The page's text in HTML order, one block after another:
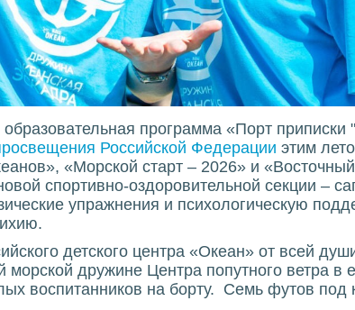
программа «Порт
Российской Федерации этим
«Морской старт – 2026» и
спортивно-оздоровительной секции –
упражнения и психологическую
детского центра «Океан» от всей
дружине Центра попутного ветра
воспитанников на борту. Семь футов под